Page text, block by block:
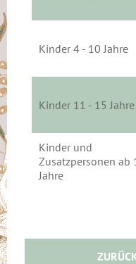
Kinder 4 - 10 Jahre
Kinder 11 - 15 Jahre
Kinder und
Zusatzpersonen ab
Jahre